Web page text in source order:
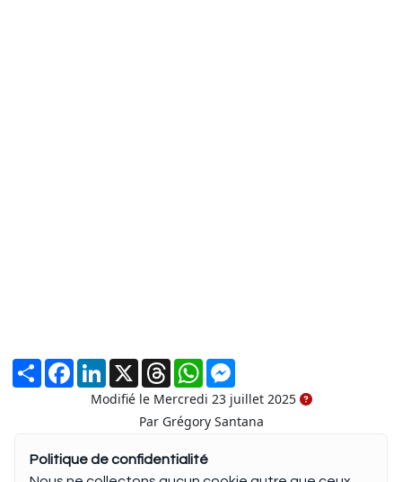
PartagerFacebook
LinkedIn
X ThreadsWhatsApp
Modifié le Mercredi 23 juillet 2025
Par Grégory Santana
Politique de confidentialité